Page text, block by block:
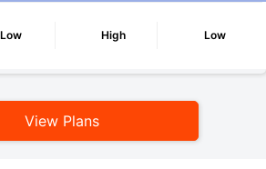
Low High Low
View Plans